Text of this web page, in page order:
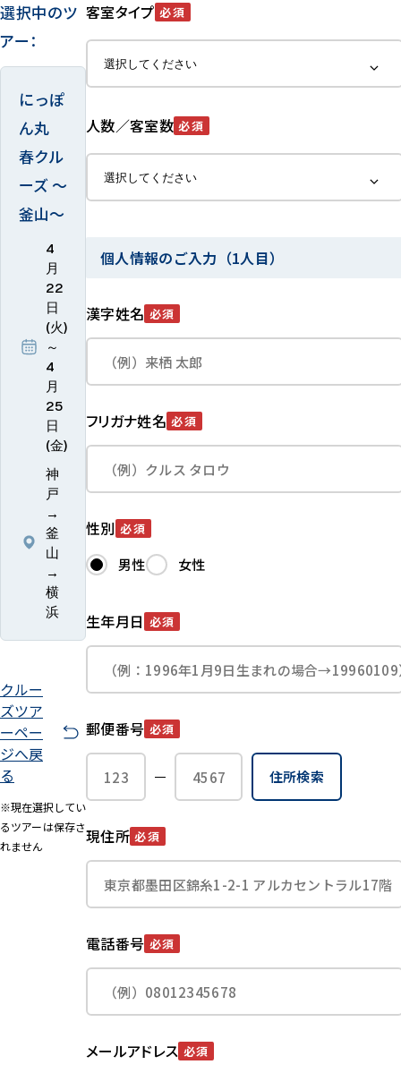
選択中のツ
アー：
にっぽ
ん丸
春クル
ーズ ～
釜山～
4
月
22
日
(火)
～
4
月
25
日
(金)
神
戸
→
釜
山
→
横
浜
クルー
ズツア
ーペー
ジへ戻
る
※現在選択してい
るツアーは保存さ
れません
客室タイプ 必須
人数／客室数 必須
個人情報のご入力（1人目）
漢字姓名 必須
フリガナ姓名 必須
性別 必須
男性 女性
生年月日 必須
郵便番号 必須
住所検索
現住所 必須
電話番号 必須
メールアドレス 必須